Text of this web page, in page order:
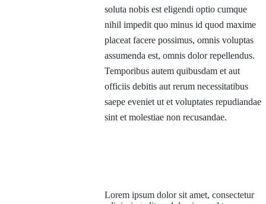
soluta nobis est eligendi optio cumque
nihil impedit quo minus id quod maxime
placeat facere possimus, omnis voluptas
assumenda est, omnis dolor repellendus.
Temporibus autem quibusdam et aut
officiis debitis aut rerum necessitatibus
saepe eveniet ut et voluptates repudiandae
sint et molestiae non recusandae.
Lorem ipsum dolor sit amet, consectetur